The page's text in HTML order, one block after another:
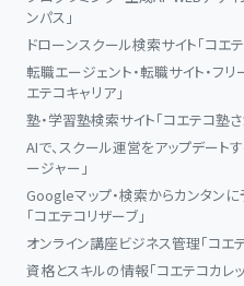
ンパス」
ドローンスクール検索サイト「コエ
転職エージェント・転職サイト・フ
エテコキャリア」
塾・学習塾検索サイト「コエテコ塾さ
AIで、スクール運営をアップデート
ージャー」
Googleマップ・検索からカンタン
「コエテコリザーブ」
オンライン講座ビジネス管理「コエ
資格とスキルの情報「コエテコカレ